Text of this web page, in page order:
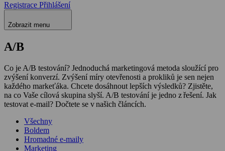
Registrace Přihlášení
Zobrazit menu
A/B
Co je A/B testování? Jednoduchá marketingová metoda sloužící pro
zvýšení konverzí. Zvýšení míry otevřenosti a prokliků je sen nejen
každého markeťáka. Chcete dosáhnout lepších výsledků? Zjistěte,
na co Vaše cílová skupina slyší. A/B testování je jedno z řešení. Jak
testovat e-mail? Dočtete se v našich článcích.
Všechny
Boldem
Hromadné e-maily
Marketing